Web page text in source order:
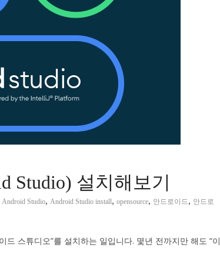
Studio) 설치해보기
Android Studio, Android Studio install, opensource, 안드로이드, 안드로
스튜디오”를 설치하는 일입니다. 몇년 전까지만 해도 “이